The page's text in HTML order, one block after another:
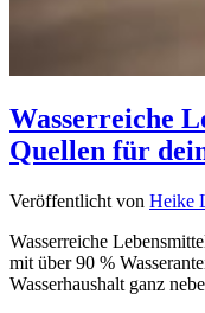
Wasserreiche
Quellen für
Veröffentlicht von Heike
Wasserreiche
mit über 90 %
Wasserhaushalt ganz